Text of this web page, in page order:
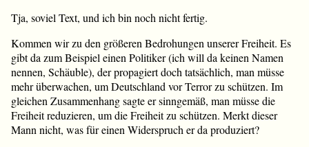
Tja, soviel Text, und ich bin noch nicht fertig.
Kommen wir zu den größeren Bedrohungen unserer Freiheit. Es
gibt da zum Beispiel einen Politiker (ich will da keinen Namen
nennen, Schäuble), der propagiert doch tatsächlich, man müsse
mehr überwachen, um Deutschland vor Terror zu schützen. Im
gleichen Zusammenhang sagte er sinngemäß, man müsse die
Freiheit reduzieren, um die Freiheit zu schützen. Merkt dieser
Mann nicht, was für einen Widerspruch er da produziert?